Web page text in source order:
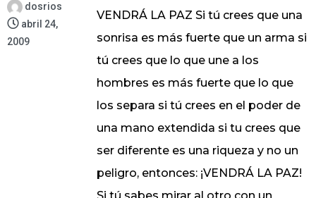
dosrios
abril 24,
2009
VENDRÁ LA PAZ Si tú crees que una
sonrisa es más fuerte que un arma si
tú crees que lo que une a los
hombres es más fuerte que lo que
los separa si tú crees en el poder de
una mano extendida si tu crees que
ser diferente es una riqueza y no un
peligro, entonces: ¡VENDRÁ LA PAZ!